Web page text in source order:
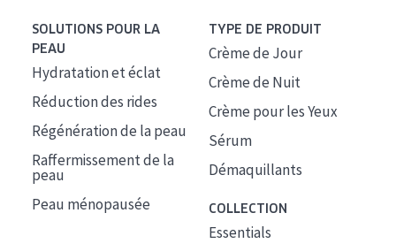
SOLUTIONS POUR LA
PEAU
Hydratation et éclat
Réduction des rides
Régénération de la peau
Raffermissement de la
peau
Peau ménopausée
TYPE DE PRODUIT
Crème de Jour
Crème de Nuit
Crème pour les Yeux
Sérum
Démaquillants
COLLECTION
Essentials